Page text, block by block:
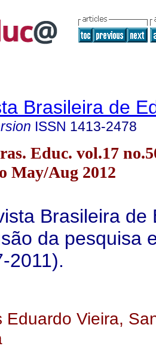
Brasileira de
ISSN 1413-2478
Educ. vol.17
May/Aug 2012
Brasileira de
da pesquisa
2011).
Eduardo Vieira,